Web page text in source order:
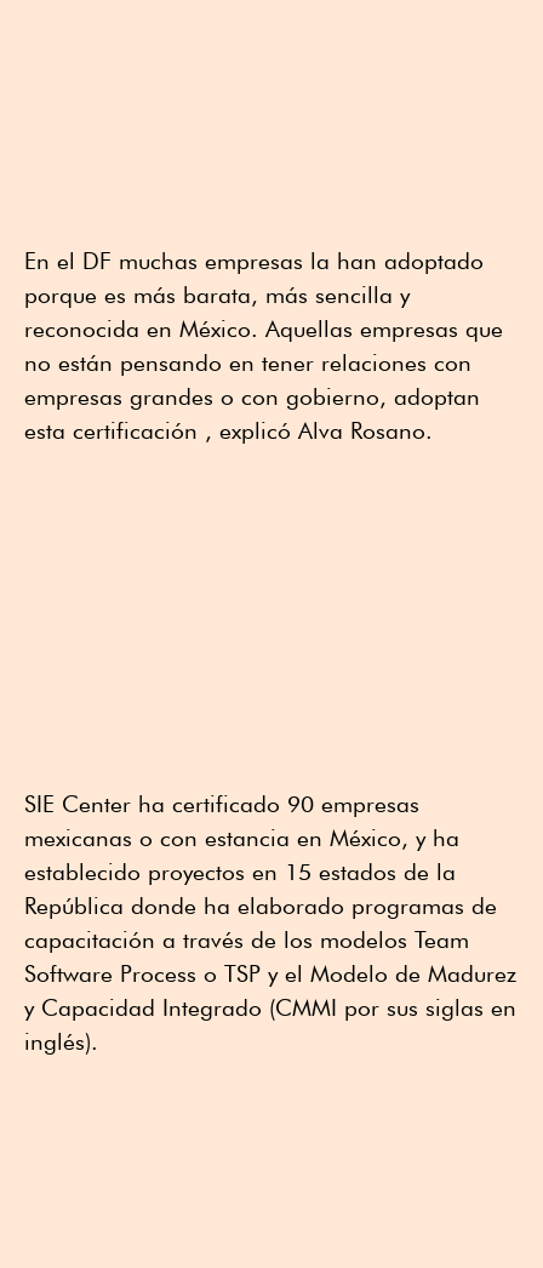
En el DF muchas empresas la han adoptado
porque es más barata, más sencilla y
reconocida en México. Aquellas empresas que
no están pensando en tener relaciones con
empresas grandes o con gobierno, adoptan
esta certificación , explicó Alva Rosano.
SIE Center ha certificado 90 empresas
mexicanas o con estancia en México, y ha
establecido proyectos en 15 estados de la
República donde ha elaborado programas de
capacitación a través de los modelos Team
Software Process o TSP y el Modelo de Madurez
y Capacidad Integrado (CMMI por sus siglas en
inglés).